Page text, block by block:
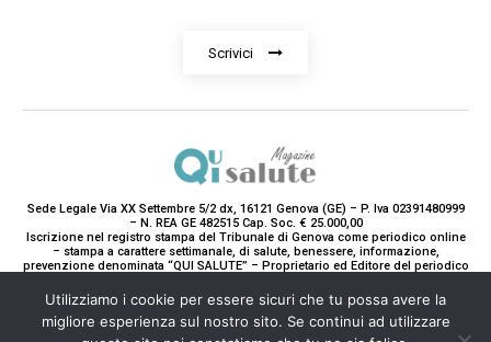
Scrivici
Sede Legale Via XX Settembre 5/2 dx, 16121 Genova (GE) – P. Iva 02391480999
– N. REA GE 482515 Cap. Soc. € 25.000,00
Iscrizione nel registro stampa del Tribunale di Genova come periodico online
– stampa a carattere settimanale, di salute, benessere, informazione,
prevenzione denominata “QUI SALUTE” – Proprietario ed Editore del periodico
Paola Gavarone. (Iscrizione registro stampa R.V. 5663/2020 Reg. Stampa
N.14/2020 Cron. 890/2020).
2020-2025© Teddy Luxury SRL
Utilizziamo i cookie per essere sicuri che tu possa avere la
migliore esperienza sul nostro sito. Se continui ad utilizzare